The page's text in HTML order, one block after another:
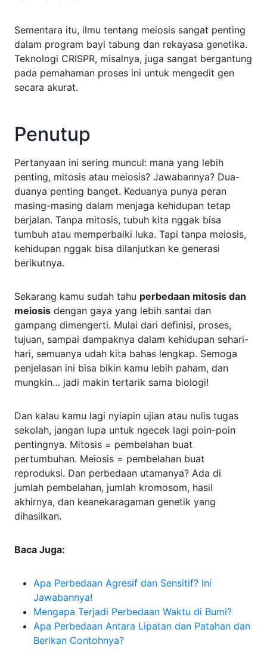
Sementara itu, ilmu tentang meiosis sangat penting
dalam program bayi tabung dan rekayasa genetika.
Teknologi CRISPR, misalnya, juga sangat bergantung
pada pemahaman proses ini untuk mengedit gen
secara akurat.
Penutup
Pertanyaan ini sering muncul: mana yang lebih
penting, mitosis atau meiosis? Jawabannya? Dua-
duanya penting banget. Keduanya punya peran
masing-masing dalam menjaga kehidupan tetap
berjalan. Tanpa mitosis, tubuh kita nggak bisa
tumbuh atau memperbaiki luka. Tapi tanpa meiosis,
kehidupan nggak bisa dilanjutkan ke generasi
berikutnya.
Sekarang kamu sudah tahu perbedaan mitosis dan
meiosis dengan gaya yang lebih santai dan
gampang dimengerti. Mulai dari definisi, proses,
tujuan, sampai dampaknya dalam kehidupan sehari-
hari, semuanya udah kita bahas lengkap. Semoga
penjelasan ini bisa bikin kamu lebih paham, dan
mungkin… jadi makin tertarik sama biologi!
Dan kalau kamu lagi nyiapin ujian atau nulis tugas
sekolah, jangan lupa untuk ngecek lagi poin-poin
pentingnya. Mitosis = pembelahan buat
pertumbuhan. Meiosis = pembelahan buat
reproduksi. Dan perbedaan utamanya? Ada di
jumlah pembelahan, jumlah kromosom, hasil
akhirnya, dan keanekaragaman genetik yang
dihasilkan.
Baca Juga:
Apa Perbedaan Agresif dan Sensitif? Ini
Jawabannya!
Mengapa Terjadi Perbedaan Waktu di Bumi?
Apa Perbedaan Antara Lipatan dan Patahan dan
Berikan Contohnya?